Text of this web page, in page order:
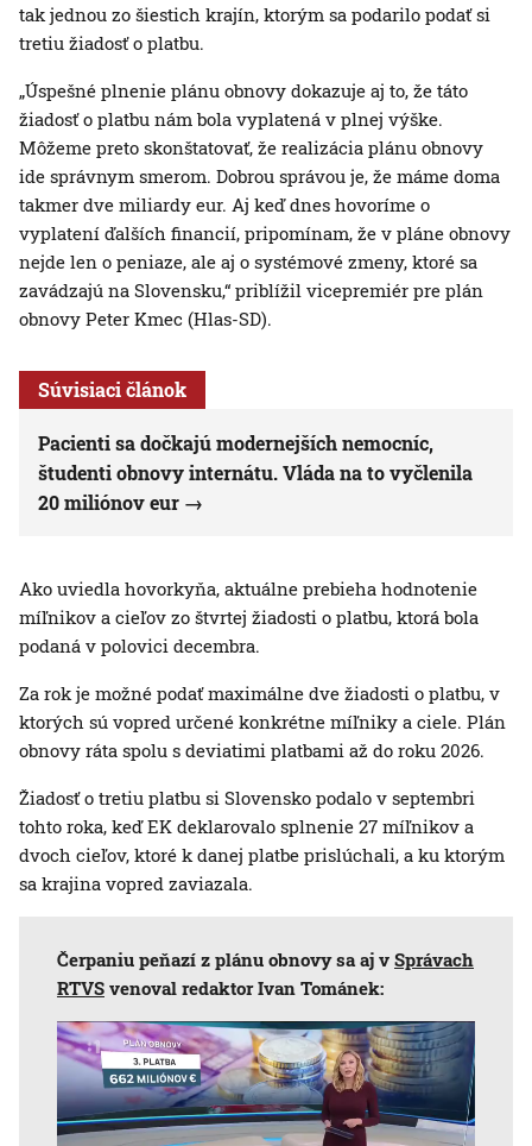
tak jednou zo šiestich krajín, ktorým sa podarilo podať si
tretiu žiadosť o platbu.
„Úspešné plnenie plánu obnovy dokazuje aj to, že táto
žiadosť o platbu nám bola vyplatená v plnej výške.
Môžeme preto skonštatovať, že realizácia plánu obnovy
ide správnym smerom. Dobrou správou je, že máme doma
takmer dve miliardy eur. Aj keď dnes hovoríme o
vyplatení ďalších financií, pripomínam, že v pláne obnovy
nejde len o peniaze, ale aj o systémové zmeny, ktoré sa
zavádzajú na Slovensku,“ priblížil vicepremiér pre plán
obnovy Peter Kmec (Hlas-SD).
Súvisiaci článok
Pacienti sa dočkajú modernejších nemocníc,
študenti obnovy internátu. Vláda na to vyčlenila
20 miliónov eur
Ako uviedla hovorkyňa, aktuálne prebieha hodnotenie
míľnikov a cieľov zo štvrtej žiadosti o platbu, ktorá bola
podaná v polovici decembra.
Za rok je možné podať maximálne dve žiadosti o platbu, v
ktorých sú vopred určené konkrétne míľniky a ciele. Plán
obnovy ráta spolu s deviatimi platbami až do roku 2026.
Žiadosť o tretiu platbu si Slovensko podalo v septembri
tohto roka, keď EK deklarovalo splnenie 27 míľnikov a
dvoch cieľov, ktoré k danej platbe prislúchali, a ku ktorým
sa krajina vopred zaviazala.
Čerpaniu peňazí z plánu obnovy sa aj v Správach
RTVS venoval redaktor Ivan Tománek: